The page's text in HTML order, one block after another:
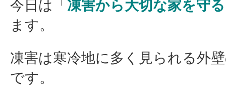
今日は「 凍害から大切な家を守る
ます。
凍害は寒冷地に多く見られる外
です。